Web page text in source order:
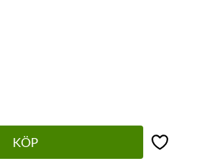
KÖP Lägg till